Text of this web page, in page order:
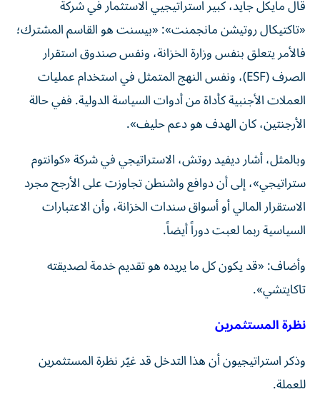
قال مايكل جايد، كبير استراتيجيي الاستثمار في شركة
«تاكتيكال روتيشن مانجمنت»: «بيسنت هو القاسم المشترك؛
فالأمر يتعلق بنفس وزارة الخزانة، ونفس صندوق استقرار
الصرف (ESF)، ونفس النهج المتمثل في استخدام عمليات
العملات الأجنبية كأداة من أدوات السياسة الدولية. ففي حالة
الأرجنتين، كان الهدف هو دعم حليف».
وبالمثل، أشار ديفيد روتش، الاستراتيجي في شركة «كوانتوم
ستراتيجي»، إلى أن دوافع واشنطن تجاوزت على الأرجح مجرد
الاستقرار المالي أو أسواق سندات الخزانة، وأن الاعتبارات
السياسية ربما لعبت دوراً أيضاً.
وأضاف: «قد يكون كل ما يريده هو تقديم خدمة لصديقته
تاكايتشي».
نظرة المستثمرين
وذكر استراتيجيون أن هذا التدخل قد غيّر نظرة المستثمرين
للعملة.